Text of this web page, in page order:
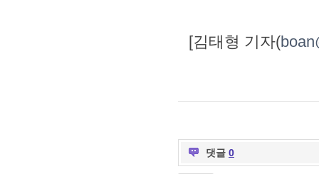
[김태형 기자(
댓글 0